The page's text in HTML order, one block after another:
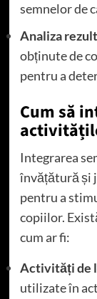
semnelor de
Analiza
obținute de
pentru a
Cum să
Integrarea
învățătură și
pentru a
copiilor.
cum ar fi:
Activități de
utilizate în